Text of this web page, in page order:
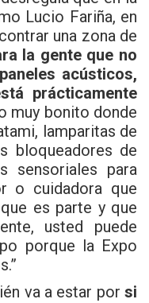
Lucio Fariña, en
una zona de
la gente que no
acústicos,
prácticamente
muy bonito donde
lamparitas de
bloqueadores de
sensoriales para
o cuidadora que
es parte y que
usted puede
porque la Expo
va a estar por si